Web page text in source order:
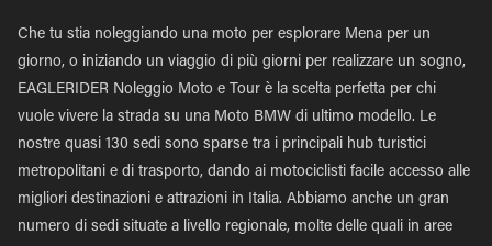
Che tu stia noleggiando una moto per esplorare Mena per un
giorno, o iniziando un viaggio di più giorni per realizzare un sogno,
EAGLERIDER Noleggio Moto e Tour è la scelta perfetta per chi
vuole vivere la strada su una Moto BMW di ultimo modello. Le
nostre quasi 130 sedi sono sparse tra i principali hub turistici
metropolitani e di trasporto, dando ai motociclisti facile accesso alle
migliori destinazioni e attrazioni in Italia. Abbiamo anche un gran
numero di sedi situate a livello regionale, molte delle quali in aree